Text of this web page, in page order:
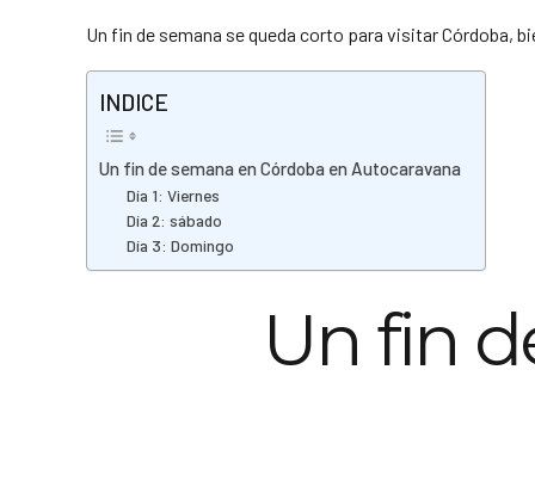
Un fin de semana se queda corto para visitar Córdoba,
INDICE
Un fin de semana en Córdoba en Autocaravana
Día 1: Viernes
Día 2: sábado
Día 3: Domingo
Un fin